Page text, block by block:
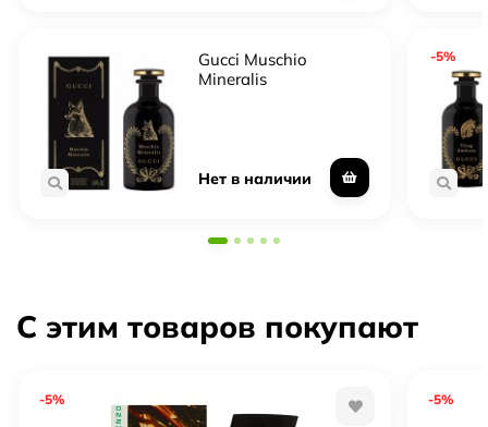
Gucci Muschio
Mineralis
Нет в наличии
-5%
С этим товаров покупают
-5% -5%